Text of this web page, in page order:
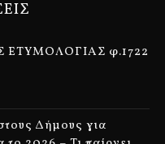
ΕΤΥΜΟΛΟΓΙΑΣ φ.1722
Δήμους για